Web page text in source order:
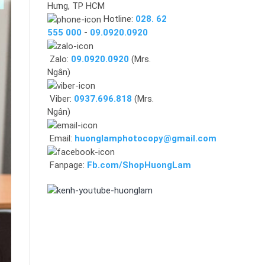
Hưng, TP HCM
Hotline: 028. 62
555 000 - 09.0920.0920
Zalo: 09.0920.0920 (Mrs.
Ngân)
Viber: 0937.696.818 (Mrs.
Ngân)
Email: huonglamphotocopy@gmail.com
Fanpage: Fb.com/ShopHuongLam